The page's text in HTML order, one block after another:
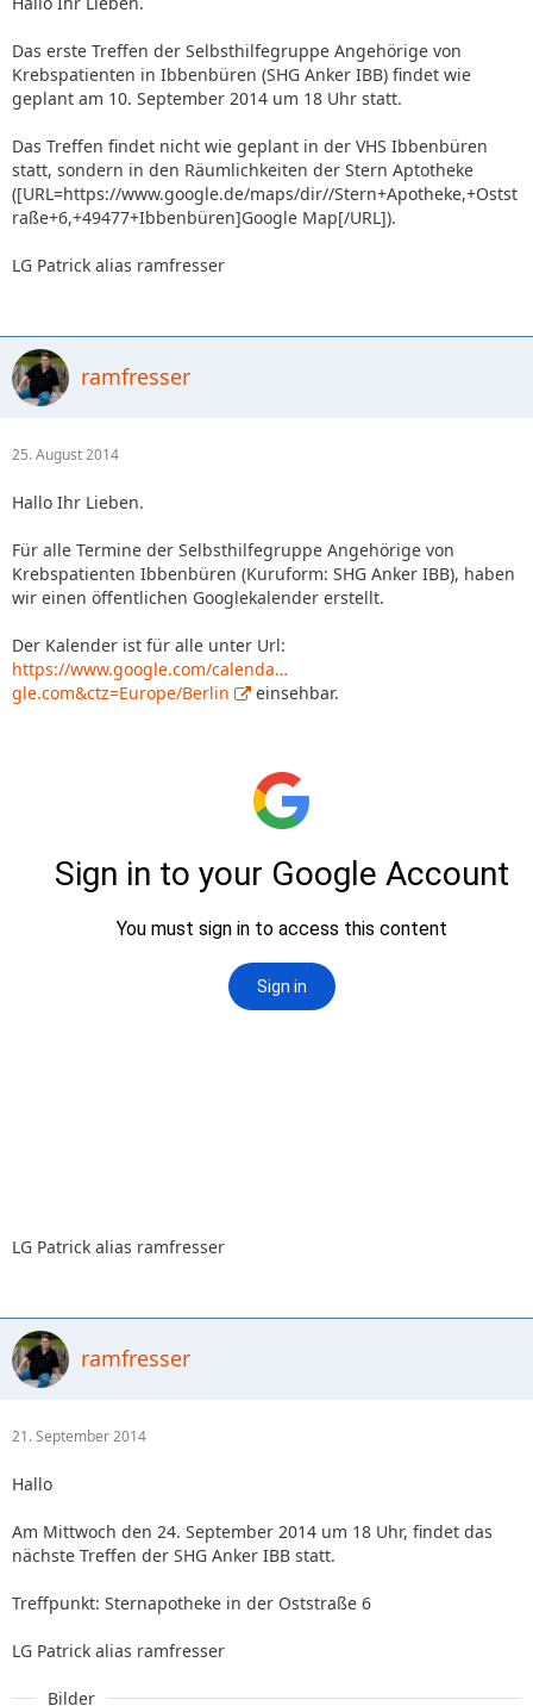
Das erste Treffen der Selbsthilfegruppe Angehörige von
Krebspatienten in Ibbenbüren (SHG Anker IBB) findet wie
geplant am 10. September 2014 um 18 Uhr statt.
Das Treffen findet nicht wie geplant in der VHS Ibbenbüren
statt, sondern in den Räumlichkeiten der Stern Aptotheke
([URL=https://www.google.de/maps/dir//Stern+Apotheke,+Ostst
raße+6,+49477+Ibbenbüren]Google Map[/URL]).
LG Patrick alias ramfresser
ramfresser
25. August 2014
Hallo Ihr Lieben.
Für alle Termine der Selbsthilfegruppe Angehörige von
Krebspatienten Ibbenbüren (Kuruform: SHG Anker IBB), haben
wir einen öffentlichen Googlekalender erstellt.
Der Kalender ist für alle unter Url:
https://www.google.com/calenda…
gle.com&ctz=Europe/Berlin
einsehbar.
LG Patrick alias ramfresser
ramfresser
21. September 2014
Hallo
Am Mittwoch den 24. September 2014 um 18 Uhr, findet das
nächste Treffen der SHG Anker IBB statt.
Treffpunkt: Sternapotheke in der Oststraße 6
LG Patrick alias ramfresser
Bilder